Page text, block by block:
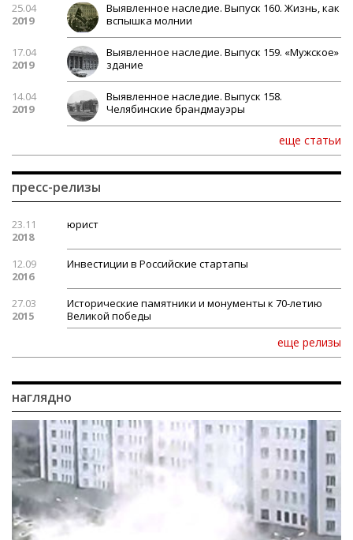
25.04
2019
Выявленное наследие. Выпуск 160. Жизнь, как
вспышка молнии
17.04
2019
Выявленное наследие. Выпуск 159. «Мужское»
здание
14.04
2019
Выявленное наследие. Выпуск 158.
Челябинские брандмауэры
еще статьи
пресс-релизы
23.11
2018
юрист
12.09
2016
Инвестиции в Российские стартапы
27.03
2015
Исторические памятники и монументы к 70-летию
Великой победы
еще релизы
наглядно